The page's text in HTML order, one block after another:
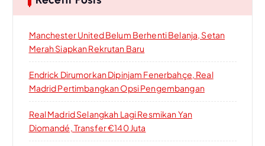
Manchester United Belum Berhenti Belanja, Setan
Merah Siapkan Rekrutan Baru
Endrick Dirumorkan Dipinjam Fenerbahçe, Real
Madrid Pertimbangkan Opsi Pengembangan
Real Madrid Selangkah Lagi Resmikan Yan
Diomandé, Transfer €140 Juta